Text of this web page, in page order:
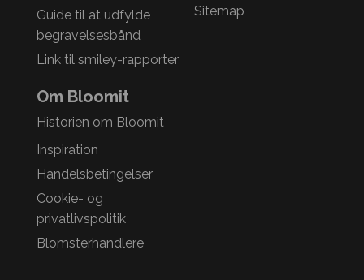
Guide til at udfylde
begravelsesbånd
Link til smiley-rapporter
Sitemap
Om Bloomit
Historien om Bloomit
Inspiration
Handelsbetingelser
Cookie- og
privatlivspolitik
Blomsterhandlere